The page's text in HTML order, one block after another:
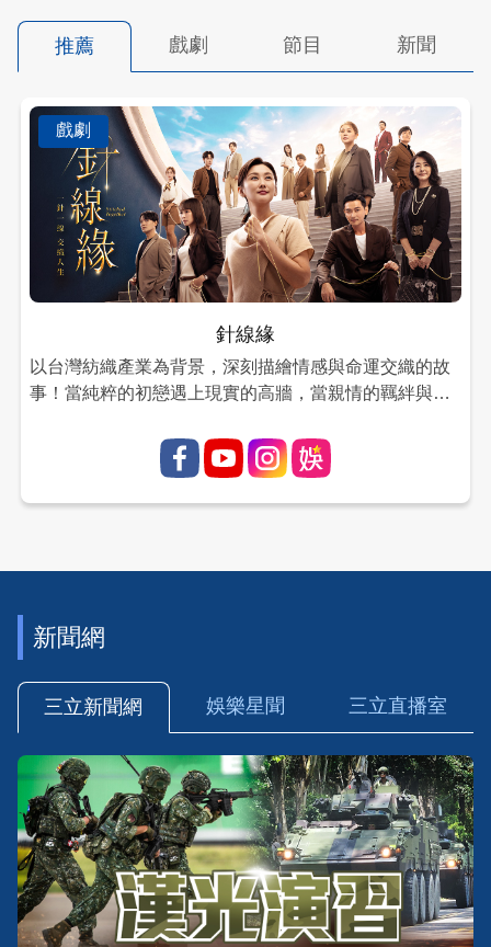
推薦 戲劇 節目 新聞
戲劇
針線緣
以台灣紡織產業為背景，深刻描繪情感與命運交織的故
事！當純粹的初戀遇上現實的高牆，當親情的羈絆與愛
新聞網
三立新聞網 娛樂星聞 三立直播室